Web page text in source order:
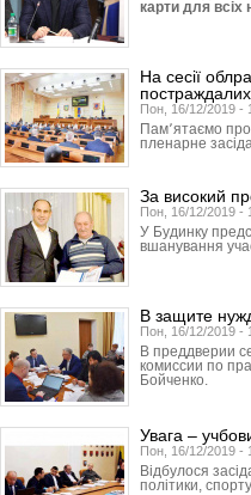
карти для всіх
На сесії
Пон, 16/12/2019 -
Пам՚ятаємо
пленарне
За високий
Пон, 16/12/2019 -
У Будинку
вшанування
В защите
Пон, 16/12/2019 -
В преддверии
комиссии по
Бойченко.
Увага –
Пон, 16/12/2019 -
Відбулося
політики,